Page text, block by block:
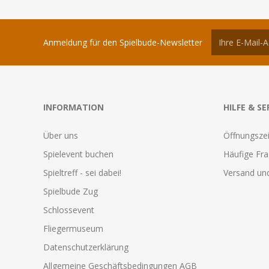
Anmeldung für den Spielbude-Newsletter
INFORMATION
Über uns
Spielevent buchen
Spieltreff - sei dabei!
Spielbude Zug
Schlossevent
Fliegermuseum
Datenschutzerklärung
Allgemeine Geschäftsbedingungen AGB
HILFE &
Häufige
Versand